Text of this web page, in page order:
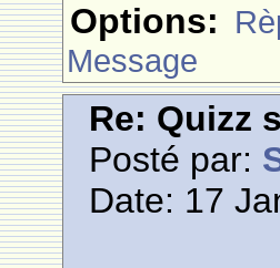
Options:
Message
Re: Quizz
Posté par:
Date: 17